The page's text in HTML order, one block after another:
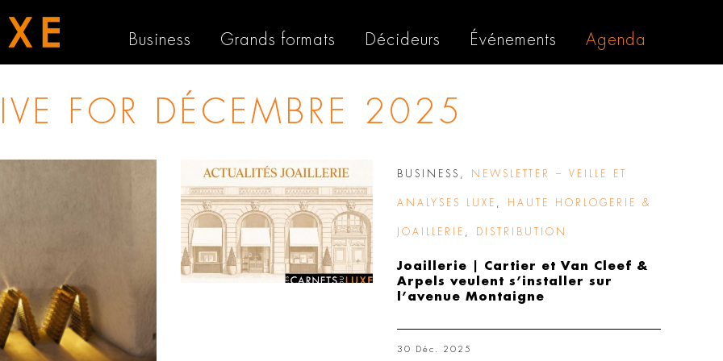
Business Grands formats Décideurs Événements Agenda
FOR DÉCEMBRE 2025
BUSINESS NEWSLETTER – VEILLE ET
ANALYSES LUXE HAUTE HORLOGERIE &
JOAILLERIE DISTRIBUTION
Joaillerie | Cartier et Van Cleef &
Arpels veulent s’installer sur
l’avenue Montaigne
30 Déc. 2025